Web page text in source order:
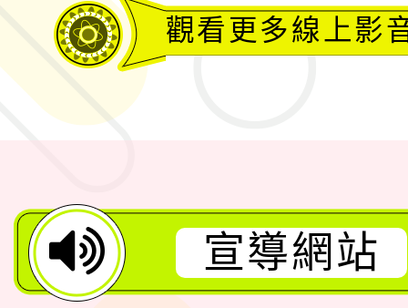
觀看更多線上影
宣導網站